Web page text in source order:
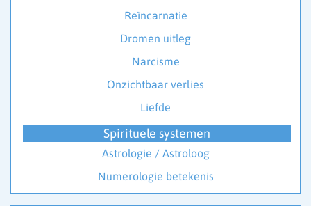
Reïncarnatie
Dromen uitleg
Narcisme
Onzichtbaar verlies
Liefde
Spirituele systemen
Astrologie / Astroloog
Numerologie betekenis